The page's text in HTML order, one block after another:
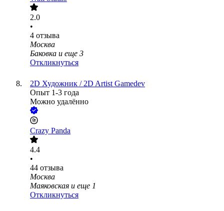
2.0
•
4 отзыва
Москва
Баковка и еще 3
Откликнуться
2D Художник / 2D Artist Gamedev
Опыт 1-3 года
Можно удалённо
Crazy Panda
4.4
•
44 отзыва
Москва
Маяковская и еще 1
Откликнуться